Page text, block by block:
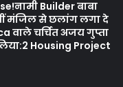
Builder बाबा
मंजिल से छलांग लगा दे
वाले चर्चित अजय गुप्ता
Housing Project